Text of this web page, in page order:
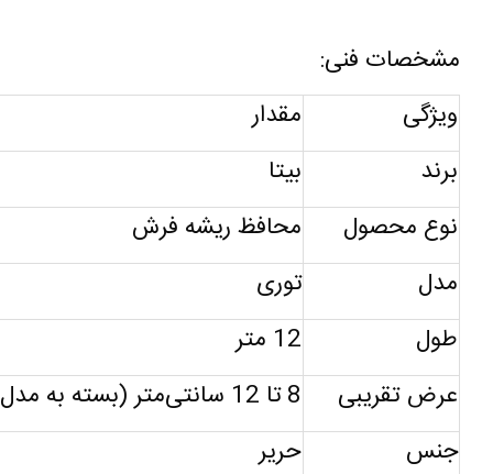
مشخصات فنی:
ویژگی
مقدار
برند
بیتا
نوع محصول
محافظ ریشه فرش
مدل
توری
طول
12 متر
عرض تقریبی
8 تا 12 سانتی‌متر (بسته به
جنس
حریر